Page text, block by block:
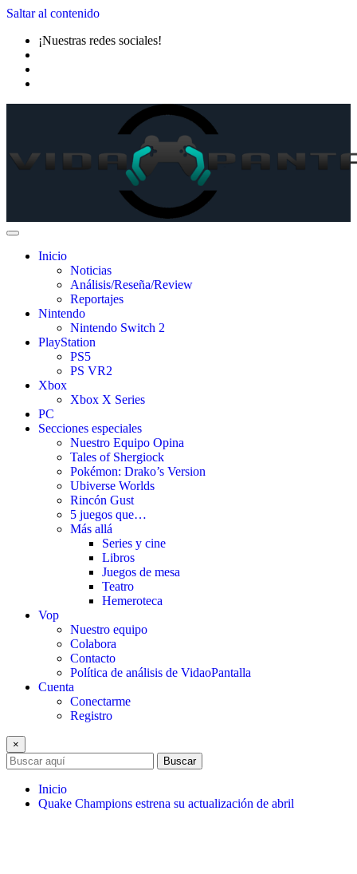
Saltar al contenido
¡Nuestras redes sociales!
Inicio
Noticias
Análisis/Reseña/Review
Reportajes
Nintendo
Nintendo Switch 2
PlayStation
PS5
PS VR2
Xbox
Xbox X Series
PC
Secciones especiales
Nuestro Equipo Opina
Tales of Shergiock
Pokémon: Drako’s Version
Ubiverse Worlds
Rincón Gust
5 juegos que…
Más allá
Series y cine
Libros
Juegos de mesa
Teatro
Hemeroteca
Vop
Nuestro equipo
Colabora
Contacto
Política de análisis de VidaoPantalla
Cuenta
Conectarme
Registro
×
Buscar
Inicio
Quake Champions estrena su actualización de abril